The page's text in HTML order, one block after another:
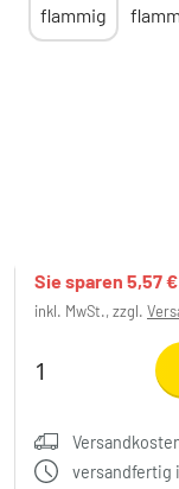
Brilliant
Sie sparen 5,57 €
inkl. MwSt., zzgl.
versandfertig